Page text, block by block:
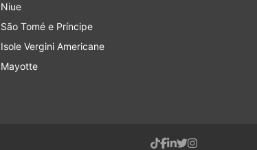
Niue
São Tomé e Príncipe
Isole Vergini Americane
Mayotte